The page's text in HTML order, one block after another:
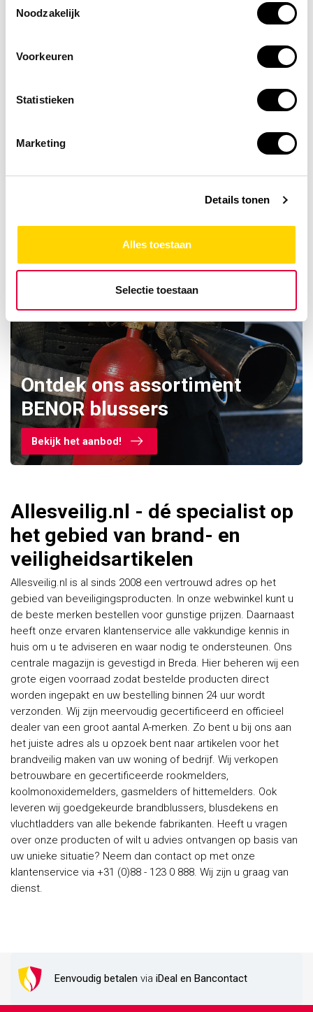
Noodzakelijk
Voorkeuren
Statistieken
Marketing
Details tonen
Alles toestaan
Selectie toestaan
wegwerp
Ontdek ons assortiment
BENOR blussers
Bekijk het aanbod!
Allesveilig.nl - dé specialist op
het gebied van brand- en
veiligheidsartikelen
Allesveilig.nl is al sinds 2008 een vertrouwd adres op het
gebied van beveiligingsproducten. In onze webwinkel kunt u
de beste merken bestellen voor gunstige prijzen. Daarnaast
heeft onze ervaren klantenservice alle vakkundige kennis in
huis om u te adviseren en waar nodig te ondersteunen. Ons
centrale magazijn is gevestigd in Breda. Hier beheren wij een
grote eigen voorraad zodat bestelde producten direct
worden ingepakt en uw bestelling binnen 24 uur wordt
verzonden. Wij zijn meervoudig gecertificeerd en officieel
dealer van een groot aantal A-merken. Zo bent u bij ons aan
het juiste adres als u opzoek bent naar artikelen voor het
brandveilig maken van uw woning of bedrijf. Wij verkopen
betrouwbare en gecertificeerde rookmelders,
koolmonoxidemelders, gasmelders of hittemelders. Ook
leveren wij goedgekeurde brandblussers, blusdekens en
vluchtladders van alle bekende fabrikanten. Heeft u vragen
over onze producten of wilt u advies ontvangen op basis van
uw unieke situatie? Neem dan contact op met onze
klantenservice via +31 (0)88 - 123 0 888. Wij zijn u graag van
dienst.
Eenvoudig betalen via iDeal en Bancontact